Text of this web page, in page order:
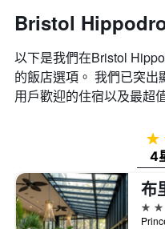
Bristol
以下是我們在Bristol
的飯店選項。 我們已突
用戶歡迎的住宿以及最超
4
布
4星